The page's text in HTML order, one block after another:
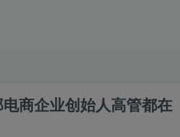
商企业创始人高管都在